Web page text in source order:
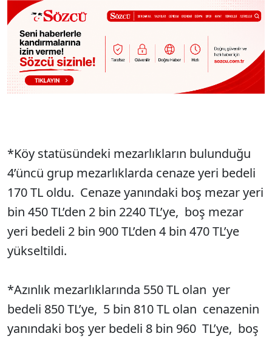
*Köy statüsündeki mezarlıkların bulunduğu
4’üncü grup mezarlıklarda cenaze yeri bedeli
170 TL oldu. Cenaze yanındaki boş mezar yeri
bin 450 TL’den 2 bin 2240 TL’ye, boş mezar
yeri bedeli 2 bin 900 TL’den 4 bin 470 TL’ye
yükseltildi.
*Azınlık mezarlıklarında 550 TL olan yer
bedeli 850 TL’ye, 5 bin 810 TL olan cenazenin
yanındaki boş yer bedeli 8 bin 960 TL’ye, boş